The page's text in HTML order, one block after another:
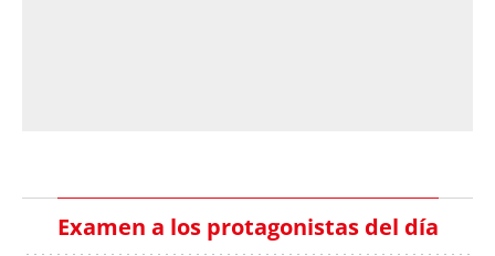
Examen a los protagonistas del día